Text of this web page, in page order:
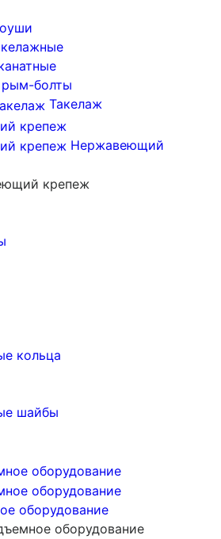
рым-болты
Такелаж
Нержавеющий
крепеж
кольца
шайбы
оборудование
оборудование